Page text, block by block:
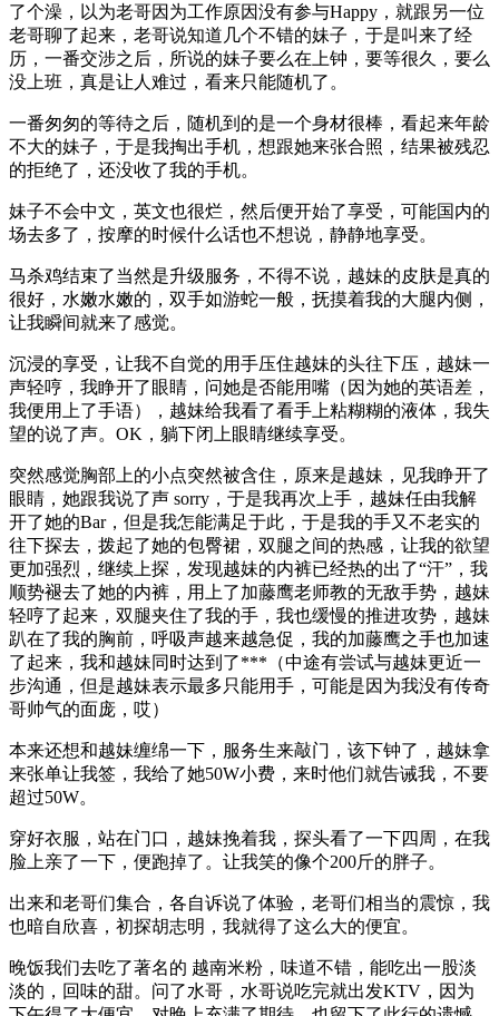
了个澡，以为老哥因为工作原因没有参与Happy，就跟另一位
老哥聊了起来，老哥说知道几个不错的妹子，于是叫来了经
历，一番交涉之后，所说的妹子要么在上钟，要等很久，要么
没上班，真是让人难过，看来只能随机了。
一番匆匆的等待之后，随机到的是一个身材很棒，看起来年龄
不大的妹子，于是我掏出手机，想跟她来张合照，结果被残忍
的拒绝了，还没收了我的手机。
妹子不会中文，英文也很烂，然后便开始了享受，可能国内的
场去多了，按摩的时候什么话也不想说，静静地享受。
马杀鸡结束了当然是升级服务，不得不说，越妹的皮肤是真的
很好，水嫩水嫩的，双手如游蛇一般，抚摸着我的大腿内侧，
让我瞬间就来了感觉。
沉浸的享受，让我不自觉的用手压住越妹的头往下压，越妹一
声轻哼，我睁开了眼睛，问她是否能用嘴（因为她的英语差，
我便用上了手语），越妹给我看了看手上粘糊糊的液体，我失
望的说了声。OK，躺下闭上眼睛继续享受。
突然感觉胸部上的小点突然被含住，原来是越妹，见我睁开了
眼睛，她跟我说了声 sorry，于是我再次上手，越妹任由我解
开了她的Bar，但是我怎能满足于此，于是我的手又不老实的
往下探去，拨起了她的包臀裙，双腿之间的热感，让我的欲望
更加强烈，继续上探，发现越妹的内裤已经热的出了“汗”，我
顺势褪去了她的内裤，用上了加藤鹰老师教的无敌手势，越妹
轻哼了起来，双腿夹住了我的手，我也缓慢的推进攻势，越妹
趴在了我的胸前，呼吸声越来越急促，我的加藤鹰之手也加速
了起来，我和越妹同时达到了***（中途有尝试与越妹更近一
步沟通，但是越妹表示最多只能用手，可能是因为我没有传奇
哥帅气的面庞，哎）
本来还想和越妹缠绵一下，服务生来敲门，该下钟了，越妹拿
来张单让我签，我给了她50W小费，来时他们就告诫我，不要
超过50W。
穿好衣服，站在门口，越妹挽着我，探头看了一下四周，在我
脸上亲了一下，便跑掉了。让我笑的像个200斤的胖子。
出来和老哥们集合，各自诉说了体验，老哥们相当的震惊，我
也暗自欣喜，初探胡志明，我就得了这么大的便宜。
晚饭我们去吃了著名的 越南米粉，味道不错，能吃出一股淡
淡的，回味的甜。问了水哥，水哥说吃完就出发KTV，因为